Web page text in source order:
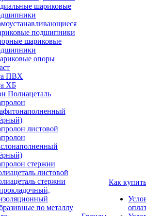
шариковые
подшипники
шариковые
опоры
ПВХ
ХБ
Полиацеталь
листовой
стержни
листовой
стержни
по металлу
Как купить